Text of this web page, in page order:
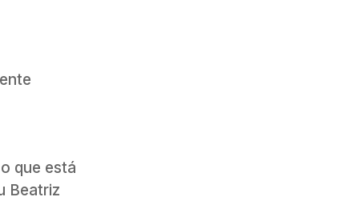
que está
Beatriz